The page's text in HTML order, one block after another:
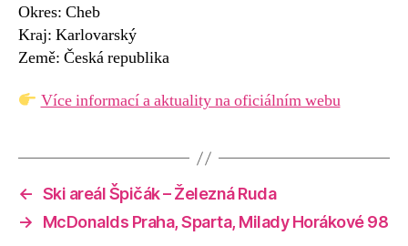
Okres: Cheb
Kraj: Karlovarský
Země: Česká republika
Více informací a aktuality na oficiálním webu
← Ski areál Špičák – Železná Ruda
→
McDonalds Praha, Sparta, Milady Horákové 98